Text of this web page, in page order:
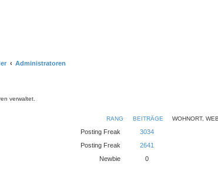
Administratoren
verwaltet.
RANG BEITRÄGE WOHNORT,
Posting Freak 3034
Posting Freak
2641
Newbie
0